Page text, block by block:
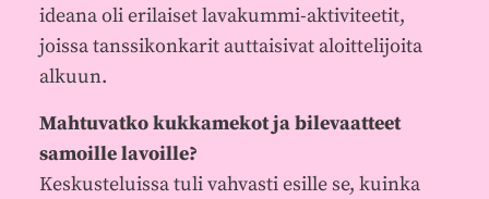
ideana oli erilaiset lavakummi-aktiviteetit,
joissa tanssikonkarit auttaisivat aloittelijoita
alkuun.
Mahtuvatko kukkamekot ja bilevaatteet
samoille lavoille?
Keskusteluissa tuli vahvasti esille se, kuinka